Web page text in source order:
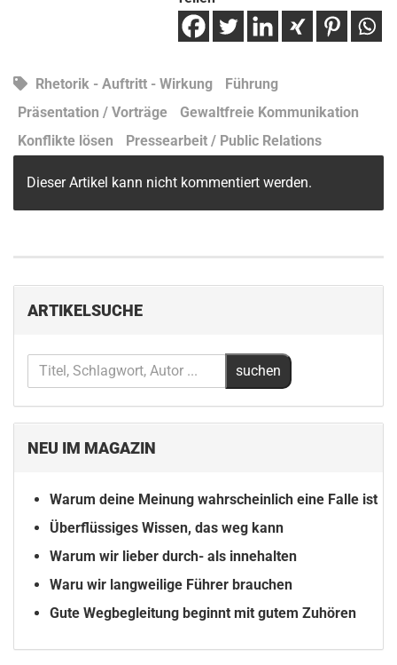
Rhetorik - Auftritt - Wirkung
Führung
Präsentation / Vorträge
Gewaltfreie Kommunikation
Konflikte lösen
Pressearbeit / Public Relations
Dieser Artikel kann nicht kommentiert werden.
ARTIKELSUCHE
NEU IM MAGAZIN
Warum deine Meinung wahrscheinlich eine Falle ist
Überflüssiges Wissen, das weg kann
Warum wir lieber durch- als innehalten
Waru wir langweilige Führer brauchen
Gute Wegbegleitung beginnt mit gutem Zuhören